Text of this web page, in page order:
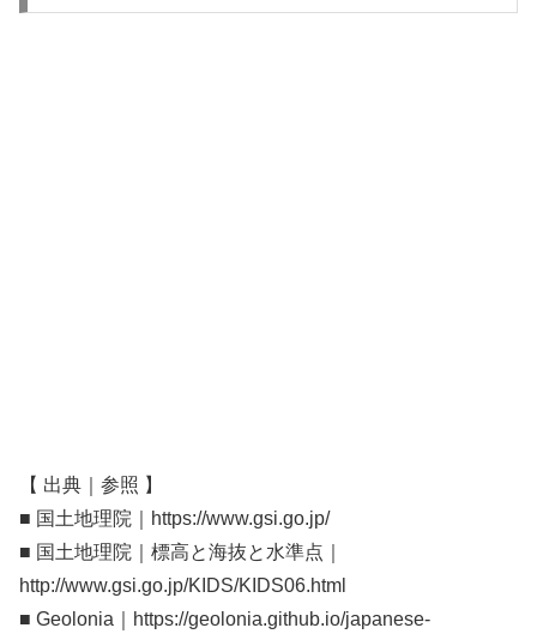
【 出典｜参照 】
■ 国土地理院｜https://www.gsi.go.jp/
■ 国土地理院｜標高と海抜と水準点｜
http://www.gsi.go.jp/KIDS/KIDS06.html
■ Geolonia｜https://geolonia.github.io/japanese-